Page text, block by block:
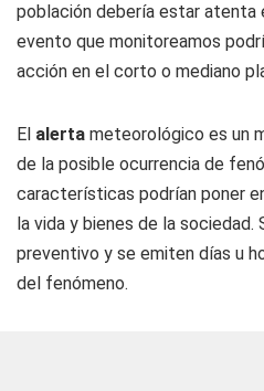
población debería estar atenta
evento que monitoreamos
acción en el corto o mediano
El alerta meteorológico es un
de la posible ocurrencia de
características podrían poner
la vida y bienes de la
preventivo y se emiten días u
del fenómeno.